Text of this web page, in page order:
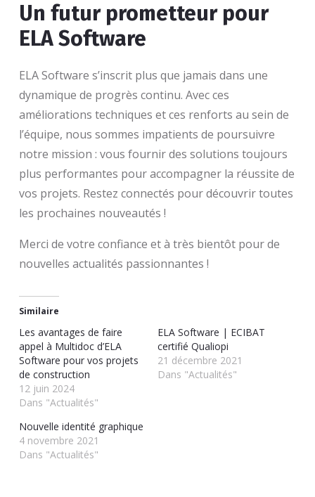
Un futur prometteur pour
ELA Software
ELA Software s’inscrit plus que jamais dans une
dynamique de progrès continu. Avec ces
améliorations techniques et ces renforts au sein de
l’équipe, nous sommes impatients de poursuivre
notre mission : vous fournir des solutions toujours
plus performantes pour accompagner la réussite de
vos projets. Restez connectés pour découvrir toutes
les prochaines nouveautés !
Merci de votre confiance et à très bientôt pour de
nouvelles actualités passionnantes !
Similaire
Les avantages de faire
appel à Multidoc d’ELA
Software pour vos projets
de construction
12 juin 2024
Dans "Actualités"
ELA Software | ECIBAT
certifié Qualiopi
21 décembre 2021
Dans "Actualités"
Nouvelle identité graphique
4 novembre 2021
Dans "Actualités"